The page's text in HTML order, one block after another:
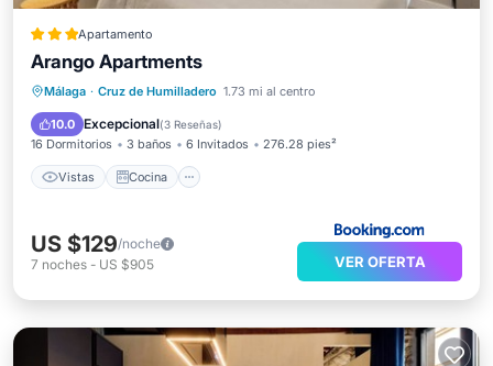
Apartamento
Arango Apartments
Málaga · Cruz de Humilladero 1.73 mi al centro
10.0 Excepcional(3 Reseñas)
16 Dormitorios 3 baños 6 Invitados 276.28 pies²
Vistas Cocina
Vistas Cocina
Aire acondicionado
Internet
US $129/noche
7 noches - US $905 VER OFERTA